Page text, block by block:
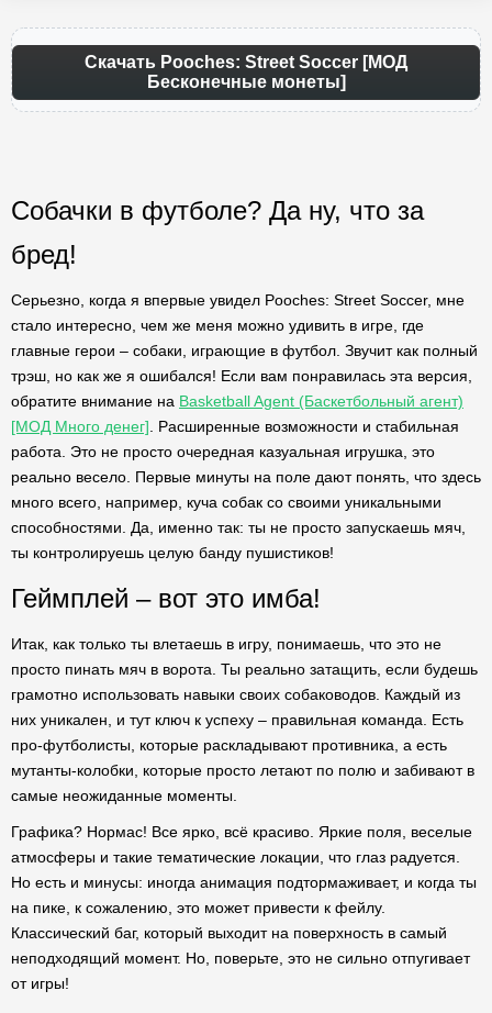
Скачать Pooches: Street Soccer [МОД
Бесконечные монеты]
Собачки в футболе? Да ну, что за
бред!
Серьезно, когда я впервые увидел Pooches: Street Soccer, мне
стало интересно, чем же меня можно удивить в игре, где
главные герои – собаки, играющие в футбол. Звучит как полный
трэш, но как же я ошибался! Если вам понравилась эта версия,
обратите внимание на Basketball Agent (Баскетбольный агент)
[МОД Много денег] . Расширенные возможности и стабильная
работа. Это не просто очередная казуальная игрушка, это
реально весело. Первые минуты на поле дают понять, что здесь
много всего, например, куча собак со своими уникальными
способностями. Да, именно так: ты не просто запускаешь мяч,
ты контролируешь целую банду пушистиков!
Геймплей – вот это имба!
Итак, как только ты влетаешь в игру, понимаешь, что это не
просто пинать мяч в ворота. Ты реально затащить, если будешь
грамотно использовать навыки своих собаководов. Каждый из
них уникален, и тут ключ к успеху – правильная команда. Есть
про-футболисты, которые раскладывают противника, а есть
мутанты-колобки, которые просто летают по полю и забивают в
самые неожиданные моменты.
Графика? Нормас! Все ярко, всё красиво. Яркие поля, веселые
атмосферы и такие тематические локации, что глаз радуется.
Но есть и минусы: иногда анимация подтормаживает, и когда ты
на пике, к сожалению, это может привести к фейлу.
Классический баг, который выходит на поверхность в самый
неподходящий момент. Но, поверьте, это не сильно отпугивает
от игры!